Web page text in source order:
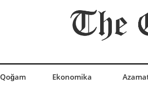
Qoğam Ekonomika